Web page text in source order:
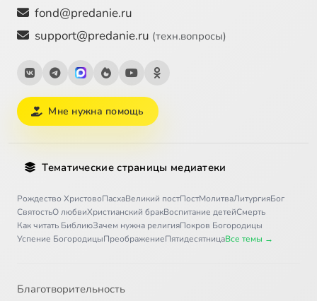
fond@predanie.ru
support@predanie.ru (техн.вопросы)
Мне нужна помощь
Тематические страницы медиатеки
Рождество ХристовоПасхаВеликий постПостМолитваЛитургияБог
СвятостьО любвиХристианский бракВоспитание детейСмерть
Как читать БиблиюЗачем нужна религияПокров Богородицы
Успение БогородицыПреображениеПятидесятницаВсе темы →
Благотворительность